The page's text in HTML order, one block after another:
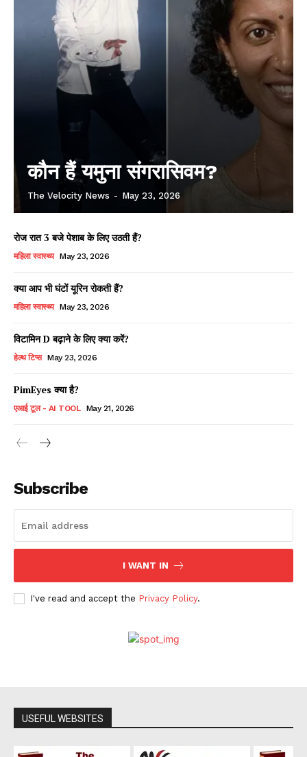
कौन हैं यमुना संगरासिवम?
The Velocity News - May 23, 2026
रोज रात 3 बजे पेशाब के लिए उठती हैं?
महिला स्वास्थ्य May 23, 2026
क्या आप भी घंटों यूरिन रोकती हैं?
महिला स्वास्थ्य May 23, 2026
विटामिन D बढ़ाने के लिए क्या करें?
हेल्थ टिप्स May 23, 2026
PimEyes क्या है?
एआई टूल - AI TOOL May 21, 2026
Subscribe
I WANT IN
I've read and accept the Privacy Policy.
USEFUL WEBSITES